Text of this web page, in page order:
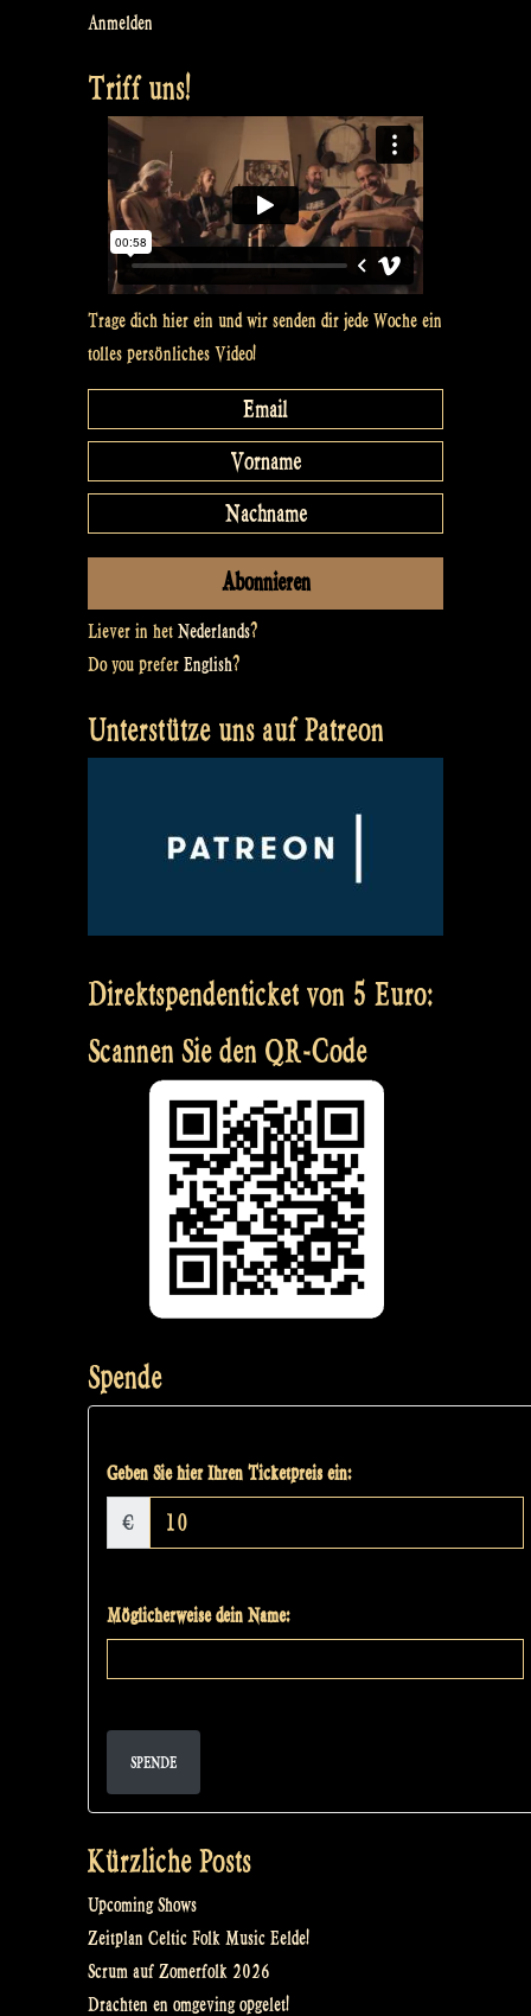
Anmelden
Triff uns!
Trage dich hier ein und wir senden dir jede Woche ein
tolles persönliches Video!
Liever in het Nederlands?
Do you prefer English?
Unterstütze uns auf Patreon
Direktspendenticket von 5 Euro:
Scannen Sie den QR-Code
Spende
Geben Sie hier Ihren Ticketpreis ein:
€
Möglicherweise dein Name:
SPENDE
Kürzliche Posts
Upcoming Shows
Zeitplan Celtic Folk Music Eelde!
Scrum auf Zomerfolk 2026
Drachten en omgeving opgelet!